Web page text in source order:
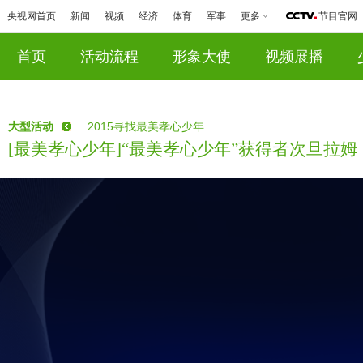
央视网首页 新闻 视频 经济 体育 军事 更多 节目官网
首页 活动流程 形象大使 视频展播
大型活动 2015寻找最美孝心少年
[最美孝心少年]“最美孝心少年”获得者次旦拉姆